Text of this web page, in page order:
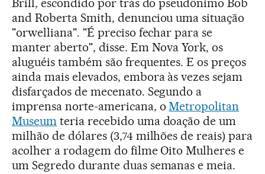
Brill, escondido por trás do pseudônimo Bob
and Roberta Smith, denunciou uma situação
"orwelliana". "É preciso fechar para se
manter aberto", disse. Em Nova York, os
aluguéis também são frequentes. E os preços
ainda mais elevados, embora às vezes sejam
disfarçados de mecenato. Segundo a
imprensa norte-americana, oMetropolitan
Museumteria recebido uma doação de um
milhão de dólares (3,74 milhões de reais) para
acolher a rodagem do filme Oito Mulheres e
um Segredo durante duas semanas e meia.